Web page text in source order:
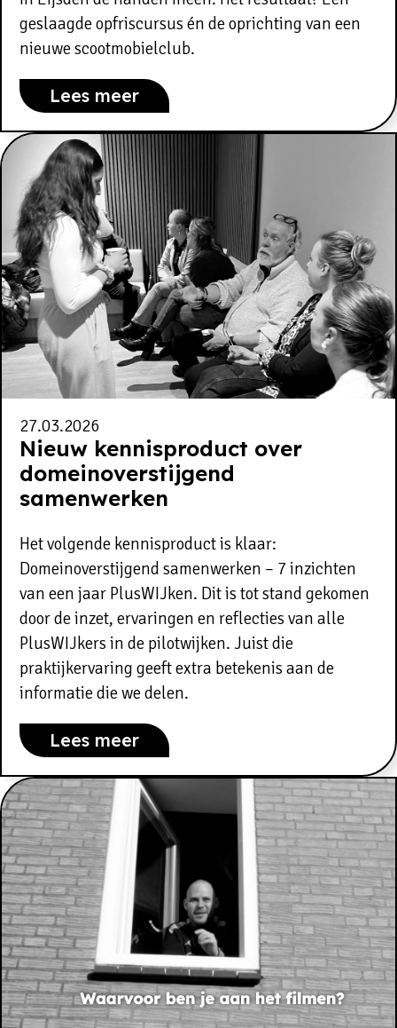
geslaagde opfriscursus én de oprichting van een
nieuwe scootmobielclub.
Lees meer
27.03.2026
Nieuw kennisproduct over
domeinoverstijgend
samenwerken
Het volgende kennisproduct is klaar:
Domeinoverstijgend samenwerken – 7 inzichten
van een jaar PlusWIJken. Dit is tot stand gekomen
door de inzet, ervaringen en reflecties van alle
PlusWIJkers in de pilotwijken. Juist die
praktijkervaring geeft extra betekenis aan de
informatie die we delen.
Lees meer